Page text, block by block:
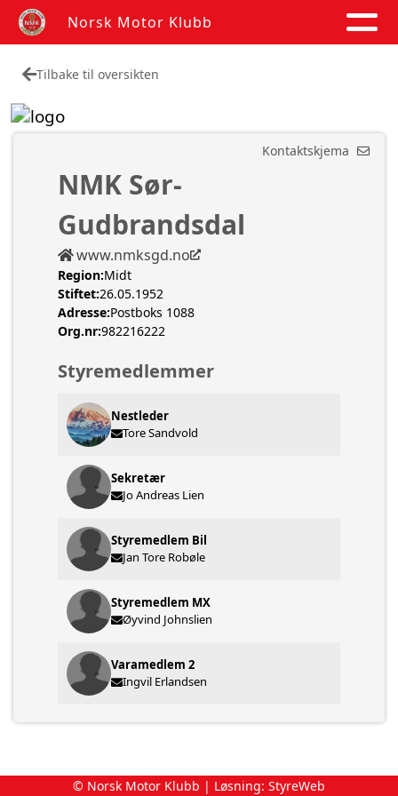
Norsk Motor Klubb
Tilbake til oversikten
Kontaktskjema
NMK Sør-
Gudbrandsdal
www.nmksgd.no
Region:Midt
Stiftet:26.05.1952
Adresse:Postboks 1088
Org.nr:982216222
Styremedlemmer
Nestleder
Tore Sandvold
Sekretær
Jo Andreas Lien
Styremedlem Bil
Jan Tore Robøle
Styremedlem MX
Øyvind Johnslien
Varamedlem 2
Ingvil Erlandsen
© Norsk Motor Klubb | Løsning: StyreWeb